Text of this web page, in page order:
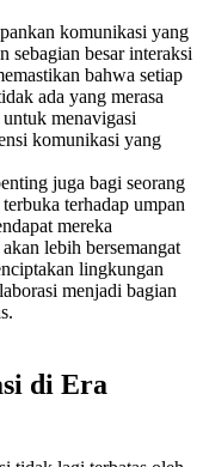
komunikasi yang
sebagian besar interaksi
bahwa setiap
ada yang merasa
menavigasi
komunikasi yang
juga bagi seorang
terhadap umpan
mereka
lebih bersemangat
lingkungan
menjadi bagian
di Era